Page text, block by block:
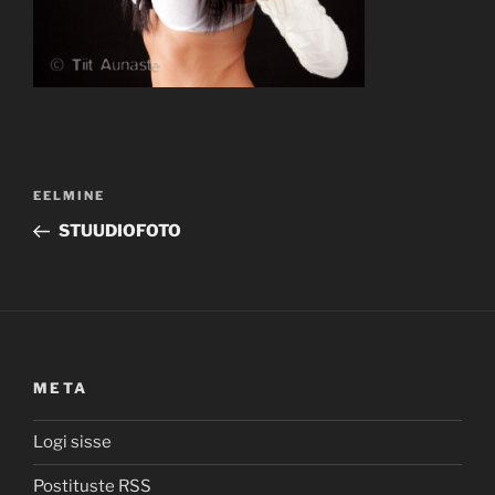
Previous
Post
EELMINE
STUUDIOFOTO
META
Logi sisse
Postituste RSS